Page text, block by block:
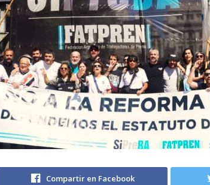
Compartir en Facebook